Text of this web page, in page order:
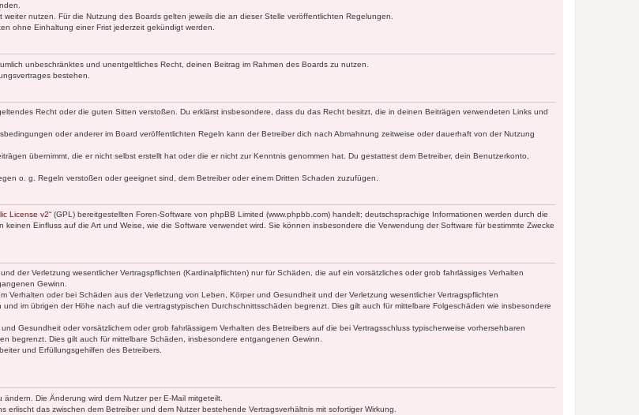
nutzen. Für die Nutzung des Boards gelten jeweils die an dieser Stelle veröffentlichten Regelungen.
ohne Einhaltung einer Frist jederzeit gekündigt werden.
unbeschränktes und unentgeltliches Recht, deinen Beitrag im Rahmen des Boards zu nutzen.
bestehen.
Recht oder die guten Sitten verstoßen. Du erklärst insbesondere, dass du das Recht besitzt, die in deinen Beiträgen verwendeten Links und
oder anderer im Board veröffentlichten Regeln kann der Betreiber dich nach Abmahnung zeitweise oder dauerhaft von der Nutzung
übernimmt, die er nicht selbst erstellt hat oder die er nicht zur Kenntnis genommen hat. Du gestattest dem Betreiber, dein Benutzerkonto,
o. g. Regeln verstoßen oder geeignet sind, dem Betreiber oder einem Dritten Schaden zuzufügen.
License v2“ (GPL) bereitgestellten Foren-Software von phpBB Limited (www.phpbb.com) handelt; deutschsprachige Informationen werden durch die
Einfluss auf die Art und Weise, wie die Software verwendet wird. Sie können insbesondere die Verwendung der Software für bestimmte Zwecke
der Verletzung wesentlicher Vertragspflichten (Kardinalpflichten) nur für Schäden, die auf ein vorsätzliches oder grob fahrlässiges Verhalten
Gewinn.
Verhalten oder bei Schäden aus der Verletzung von Leben, Körper und Gesundheit und der Verletzung wesentlicher Vertragspflichten
im übrigen der Höhe nach auf die vertragstypischen Durchschnittsschäden begrenzt. Dies gilt auch für mittelbare Folgeschäden wie insbesondere
Gesundheit oder vorsätzlichem oder grob fahrlässigem Verhalten des Betreibers auf die bei Vertragsschluss typischerweise vorhersehbaren
begrenzt. Dies gilt auch für mittelbare Schäden, insbesondere entgangenen Gewinn.
und Erfüllungsgehilfen des Betreibers.
Die Änderung wird dem Nutzer per E-Mail mitgeteilt.
das zwischen dem Betreiber und dem Nutzer bestehende Vertragsverhältnis mit sofortiger Wirkung.